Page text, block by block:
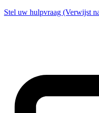
Stel uw hulpvraag (Verwijst